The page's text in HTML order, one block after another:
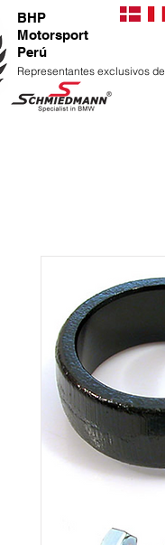
BHP
Motorsport
Perú
Representantes exclusivos de